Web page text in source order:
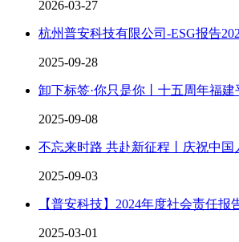
2026-03-27
杭州普安科技有限公司-ESG报告
2025-09-28
卸下标签·你只是你丨十五周年福
2025-09-08
不忘来时路 共赴新征程丨庆祝中
2025-09-03
【普安科技】2024年度社会责任报
2025-03-01